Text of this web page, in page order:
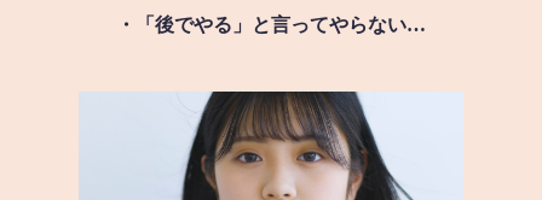
・「後でやる」と言ってやらない…